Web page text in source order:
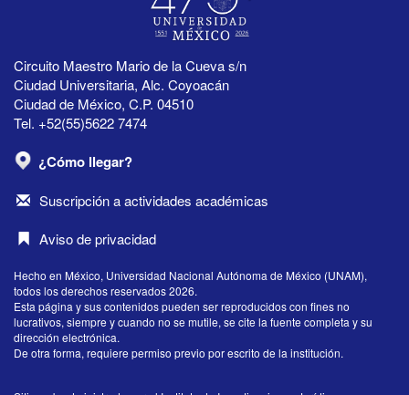
Circuito Maestro Mario de la Cueva s/n
Ciudad Universitaria, Alc. Coyoacán
Ciudad de México, C.P. 04510
Tel. +52(55)5622 7474
¿Cómo llegar?
Suscripción a actividades académicas
Aviso de privacidad
Hecho en México, Universidad Nacional Autónoma de México (UNAM),
todos los derechos reservados 2026.
Esta página y sus contenidos pueden ser reproducidos con fines no
lucrativos, siempre y cuando no se mutile, se cite la fuente completa y su
dirección electrónica.
De otra forma, requiere permiso previo por escrito de la institución.